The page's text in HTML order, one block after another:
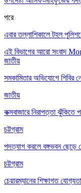
পরে
এবার তল্লাশিকালে টহল
এই বিভাগের আরো সংবাদ
জাতীয়
সমকামিতার অভিযোগে শিবির
জাতীয়
কক্সবাজারে নিরাপত্তা
চট্টগ্রাম
পদত্যাগ করলে বঙ্গভবন ছেড়ে
চট্টগ্রাম
চেয়ারম্যানের শিক্ষাগত